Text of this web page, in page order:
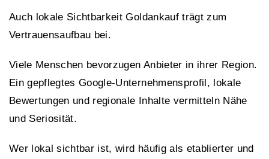
Auch lokale Sichtbarkeit Goldankauf trägt zum
Vertrauensaufbau bei.
Viele Menschen bevorzugen Anbieter in ihrer Region.
Ein gepflegtes Google-Unternehmensprofil, lokale
Bewertungen und regionale Inhalte vermitteln Nähe
und Seriosität.
Wer lokal sichtbar ist, wird häufig als etablierter und